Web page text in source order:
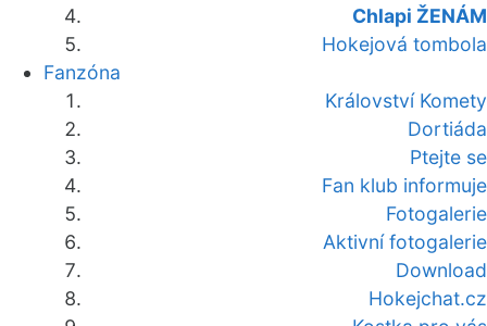
Chlapi ŽENÁM
Hokejová tombola
Fanzóna
Království Komety
Dortiáda
Ptejte se
Fan klub informuje
Fotogalerie
Aktivní fotogalerie
Download
Hokejchat.cz